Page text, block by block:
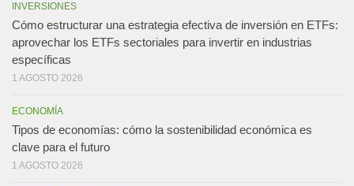
INVERSIONES
Cómo estructurar una estrategia efectiva de inversión en ETFs:
aprovechar los ETFs sectoriales para invertir en industrias
específicas
1 AGOSTO 2026
ECONOMÍA
Tipos de economías: cómo la sostenibilidad económica es
clave para el futuro
1 AGOSTO 2026